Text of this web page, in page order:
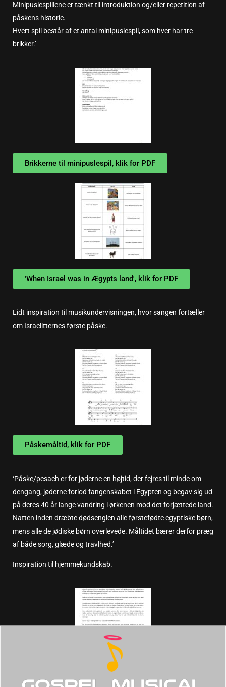
Minipuslespillene er tænkt til introduktion og/eller repetition af
påskens historie.
Hvert spil består af et antal minipuslespil, som hver har tre
brikker.’
Brikkerne til minipuslespil, klik for PDF
'When Israel was in Ægypts land', klik for PDF
Lidt inspiration til musikundervisningen, hvor sangen fortæller
om Israelitternes første påske.
Påskemåltid, klik for PDF
‘Påske/pesach er for jøderne en højtid, der fejres til minde om
dengang, jøderne forlod fangenskabet i Egypten og begav sig ud
på deres 40 år lange vandring i ørkenen mod det forjættede land.
Natten inden dræbte dødsenglen alle førstefødte egyptiske børn,
mens alle de jødiske børn overlevede. Måltidet bærer derfor præg
af både sorg, glæde og travlhed.’
Inspiration til hjemmekundskab.
Tips 13 om påsken, klik for PDF